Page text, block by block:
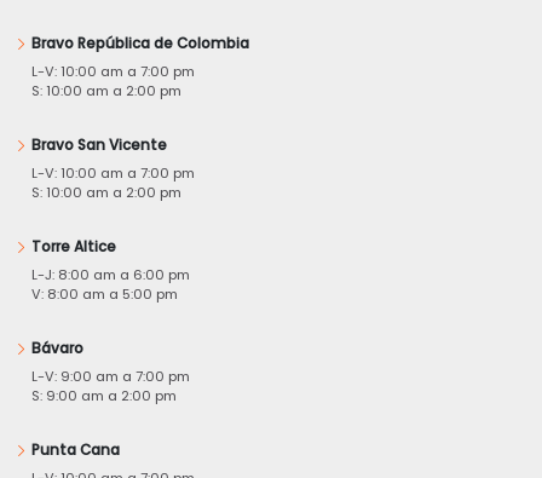
Bravo República de Colombia
L-V: 10:00 am a 7:00 pm
S: 10:00 am a 2:00 pm
Bravo San Vicente
L-V: 10:00 am a 7:00 pm
S: 10:00 am a 2:00 pm
Torre Altice
L-J: 8:00 am a 6:00 pm
V: 8:00 am a 5:00 pm
Bávaro
L-V: 9:00 am a 7:00 pm
S: 9:00 am a 2:00 pm
Punta Cana